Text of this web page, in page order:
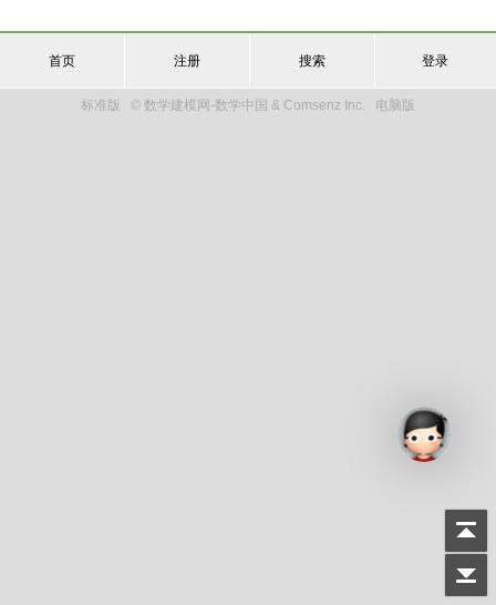
首页 注册 搜索 登录
标准版 © 数学建模网-数学中国 & Comsenz Inc. 电脑版